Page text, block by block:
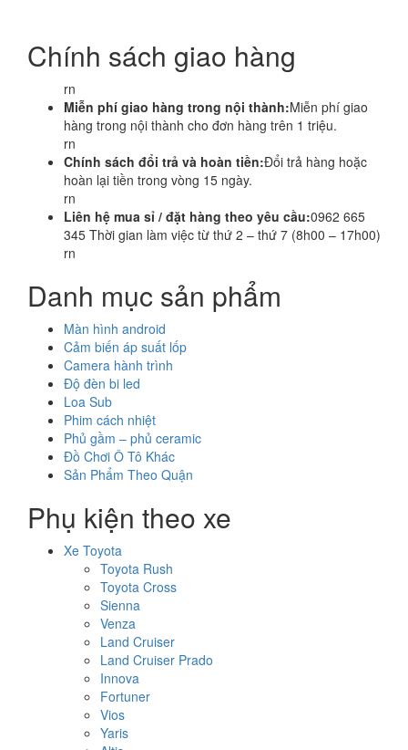
Chính sách giao hàng
rn
Miễn phí giao hàng trong nội thành:Miễn phí giao
hàng trong nội thành cho đơn hàng trên 1 triệu.
rn
Chính sách đổi trả và hoàn tiền:Đổi trả hàng hoặc
hoàn lại tiền trong vòng 15 ngày.
rn
Liên hệ mua sỉ / đặt hàng theo yêu cầu:0962 665
345 Thời gian làm việc từ thứ 2 – thứ 7 (8h00 – 17h00)
rn
Danh mục sản phẩm
Màn hình android
Cảm biến áp suất lốp
Camera hành trình
Độ đèn bi led
Loa Sub
Phim cách nhiệt
Phủ gầm – phủ ceramic
Đồ Chơi Ô Tô Khác
Sản Phẩm Theo Quận
Phụ kiện theo xe
Xe Toyota
Toyota Rush
Toyota Cross
Sienna
Venza
Land Cruiser
Land Cruiser Prado
Innova
Fortuner
Vios
Yaris